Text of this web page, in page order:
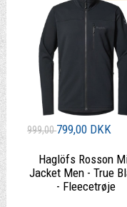
999,00799,00 DKK
Haglöfs Rosson
Jacket Men - True
- Fleecetrøje